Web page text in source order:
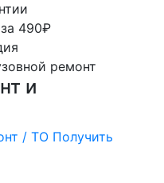
490₽
ремонт
и
/ ТО Получить